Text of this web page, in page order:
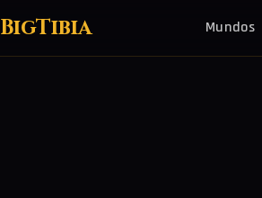
BigTibia Mundos